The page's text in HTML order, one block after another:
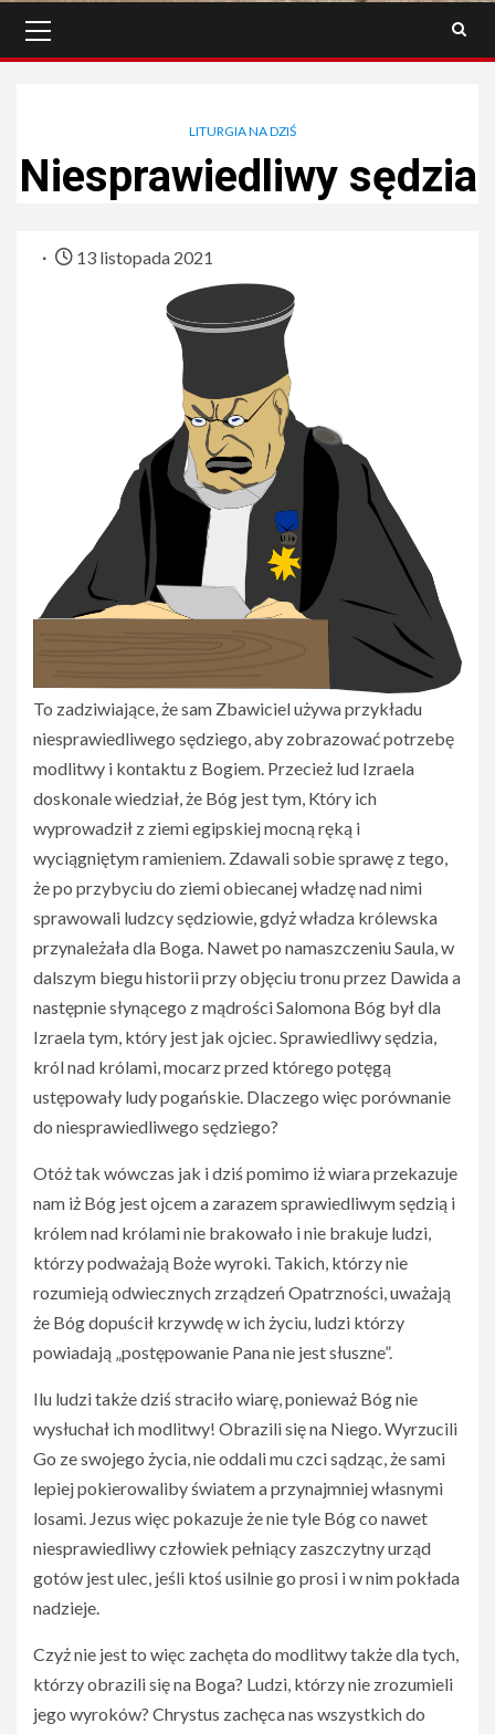
główne
LITURGIA NA DZIŚ
Niesprawiedliwy sędzia
13 listopada 2021
To zadziwiające, że sam Zbawiciel używa przykładu
niesprawiedliwego sędziego, aby zobrazować potrzebę
modlitwy i kontaktu z Bogiem. Przecież lud Izraela
doskonale wiedział, że Bóg jest tym, Który ich
wyprowadził z ziemi egipskiej mocną ręką i
wyciągniętym ramieniem. Zdawali sobie sprawę z tego,
że po przybyciu do ziemi obiecanej władzę nad nimi
sprawowali ludzcy sędziowie, gdyż władza królewska
przynależała dla Boga. Nawet po namaszczeniu Saula, w
dalszym biegu historii przy objęciu tronu przez Dawida a
następnie słynącego z mądrości Salomona Bóg był dla
Izraela tym, który jest jak ojciec. Sprawiedliwy sędzia,
król nad królami, mocarz przed którego potęgą
ustępowały ludy pogańskie. Dlaczego więc porównanie
do niesprawiedliwego sędziego?
Otóż tak wówczas jak i dziś pomimo iż wiara przekazuje
nam iż Bóg jest ojcem a zarazem sprawiedliwym sędzią i
królem nad królami nie brakowało i nie brakuje ludzi,
którzy podważają Boże wyroki. Takich, którzy nie
rozumieją odwiecznych zrządzeń Opatrzności, uważają
że Bóg dopuścił krzywdę w ich życiu, ludzi którzy
powiadają „postępowanie Pana nie jest słuszne”.
Ilu ludzi także dziś straciło wiarę, ponieważ Bóg nie
wysłuchał ich modlitwy! Obrazili się na Niego. Wyrzucili
Go ze swojego życia, nie oddali mu czci sądząc, że sami
lepiej pokierowaliby światem a przynajmniej własnymi
losami. Jezus więc pokazuje że nie tyle Bóg co nawet
niesprawiedliwy człowiek pełniący zaszczytny urząd
gotów jest ulec, jeśli ktoś usilnie go prosi i w nim pokłada
nadzieje.
Czyż nie jest to więc zachęta do modlitwy także dla tych,
którzy obrazili się na Boga? Ludzi, którzy nie zrozumieli
jego wyroków? Chrystus zachęca nas wszystkich do